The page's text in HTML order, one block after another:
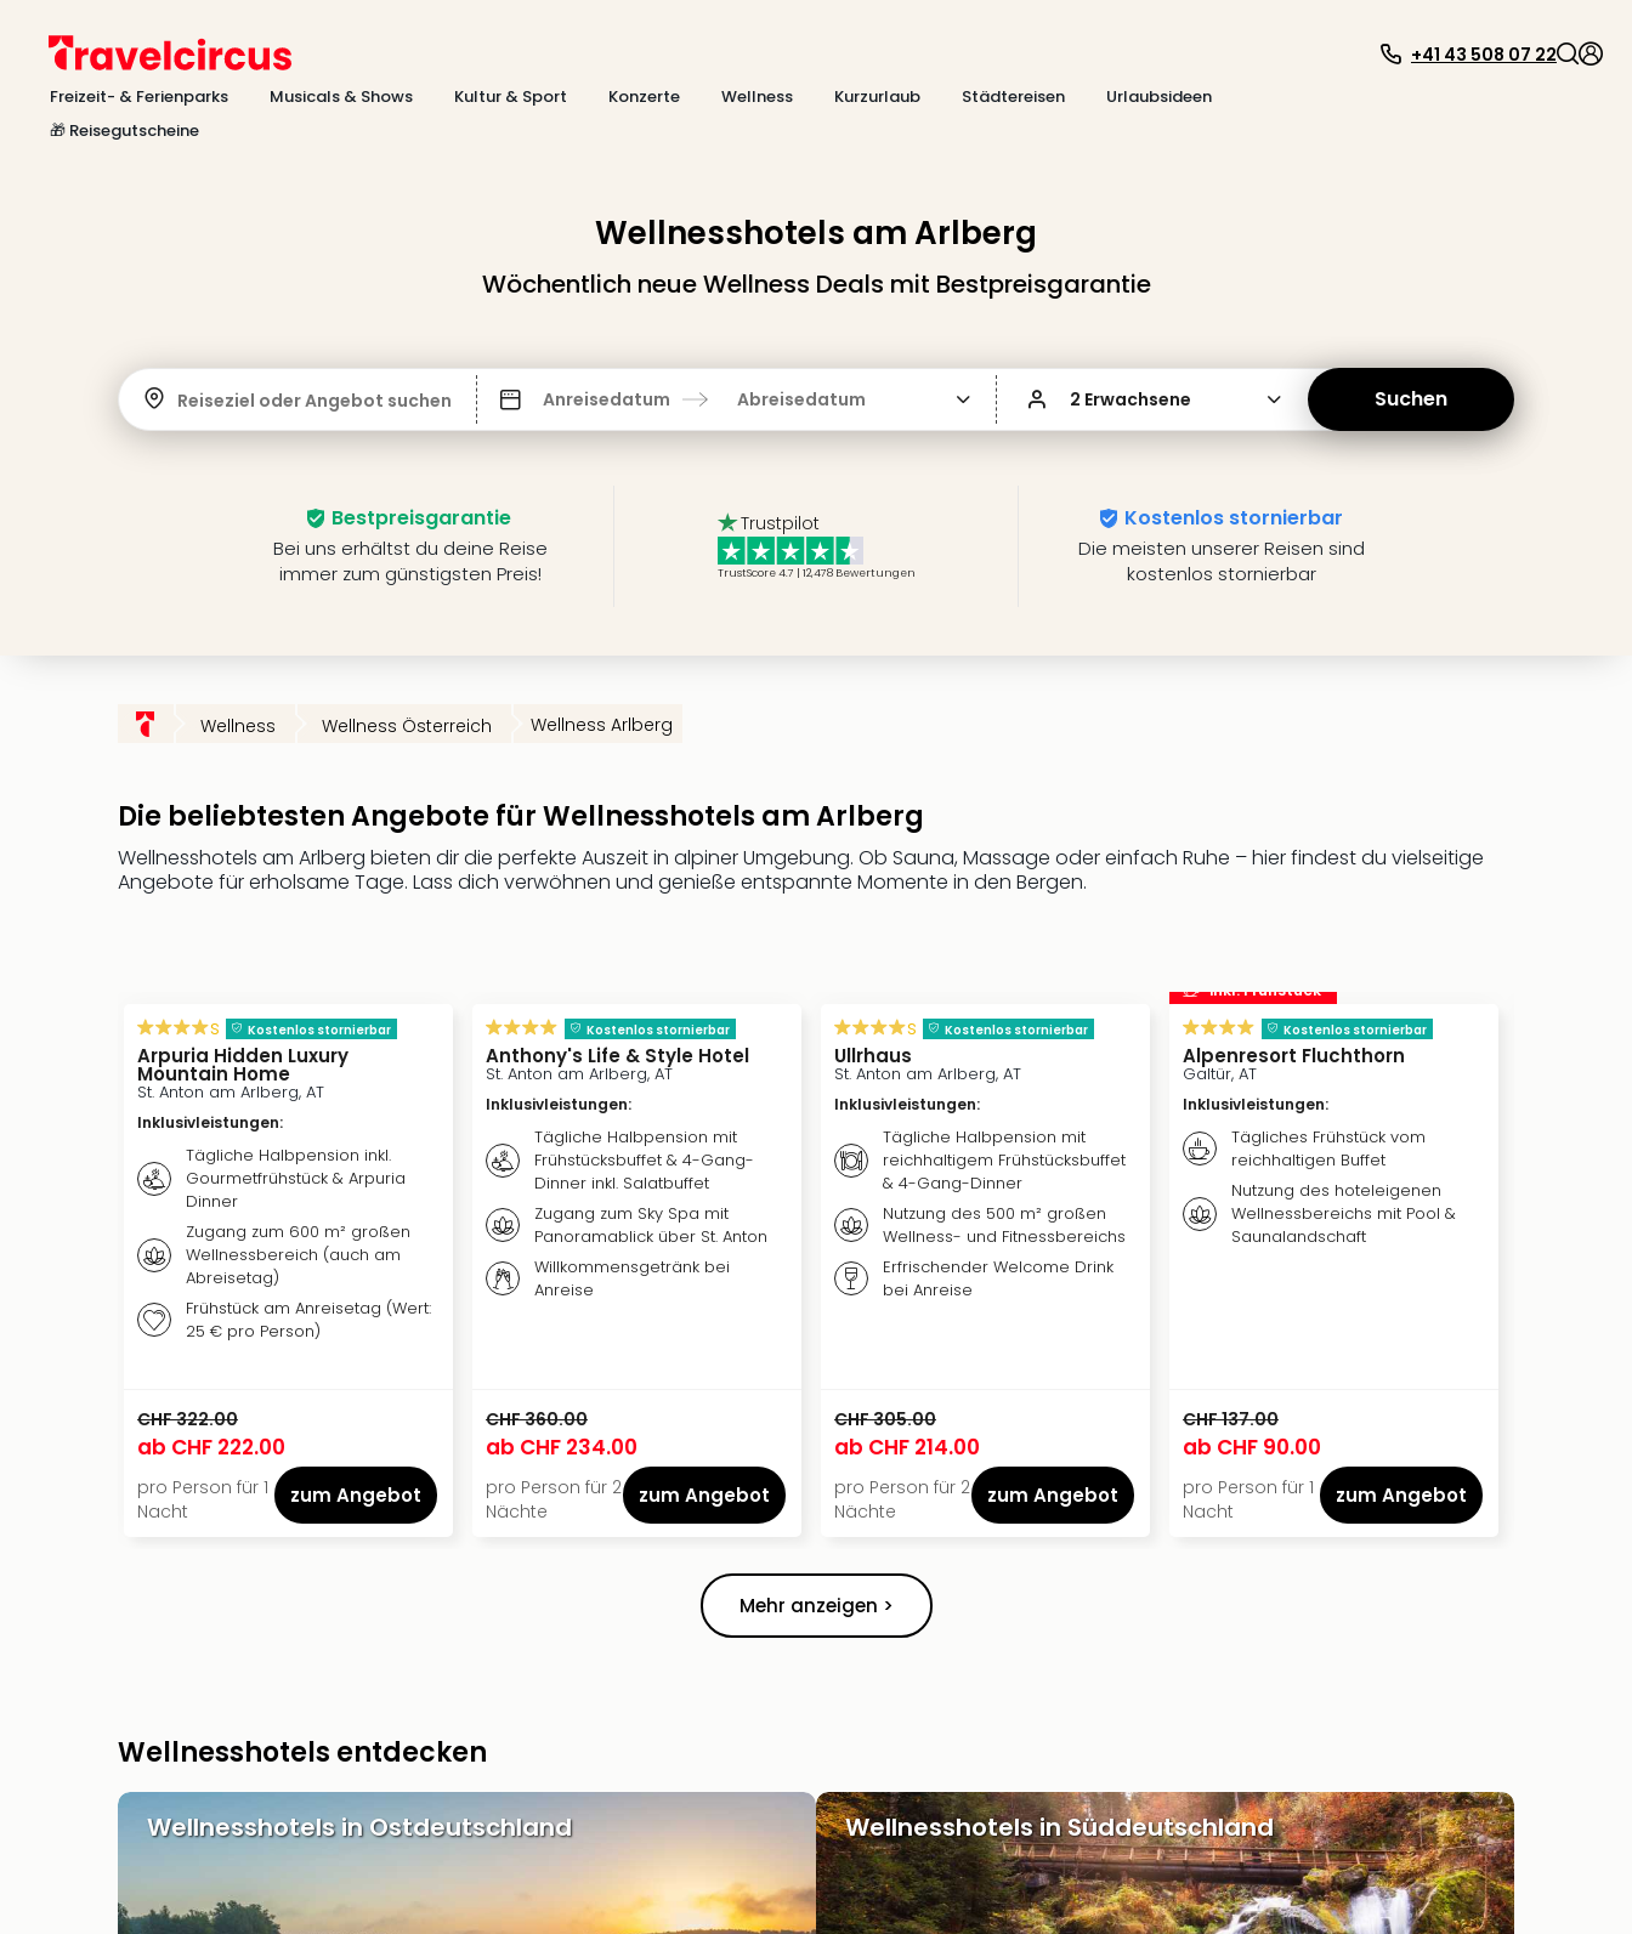
Freizeit- & Ferienparks Musicals & Shows Kultur & Sport Konzerte Wellness Kurzurlaub Städtereisen
Urlaubsideen
🎁 Reisegutscheine
+41 43 508 07 22
Wellnesshotels am Arlberg
Wöchentlich neue Wellness Deals mit Bestpreisgarantie
Reiseziel oder Angebot suchen Anreisedatum Abreisedatum 2 Erwachsene Suchen
Bestpreisgarantie
Bei uns erhältst du deine Reise
immer zum günstigsten Preis!
Trustpilot
TrustScore 4.7 | 12,478 Bewertungen
Kostenlos stornierbar
Die meisten unserer Reisen sind
kostenlos stornierbar
Wellness Wellness Österreich Wellness Arlberg
Die beliebtesten Angebote für Wellnesshotels am Arlberg
Wellnesshotels am Arlberg bieten dir die perfekte Auszeit in alpiner Umgebung. Ob Sauna, Massage oder einfach Ruhe – hier findest du vielseitige
Angebote für erholsame Tage. Lass dich verwöhnen und genieße entspannte Momente in den Bergen.
s Kostenlos stornierbar
Arpuria Hidden Luxury
Mountain Home
St. Anton am Arlberg, AT
Inklusivleistungen:
Tägliche Halbpension inkl.
Gourmetfrühstück & Arpuria
Dinner
Zugang zum 600 m² großen
Wellnessbereich (auch am
Abreisetag)
Frühstück am Anreisetag (Wert:
25 € pro Person)
CHF 322.00
ab CHF 222.00
pro Person für 1
Nacht
zum Angebot
Kostenlos stornierbar
Anthony's Life & Style Hotel
St. Anton am Arlberg, AT
Inklusivleistungen:
Tägliche Halbpension mit
Frühstücksbuffet & 4-Gang-
Dinner inkl. Salatbuffet
Zugang zum Sky Spa mit
Panoramablick über St. Anton
Willkommensgetränk bei
Anreise
CHF 360.00
ab CHF 234.00
pro Person für 2
Nächte
zum Angebot
s Kostenlos stornierbar
Ullrhaus
St. Anton am Arlberg, AT
Inklusivleistungen:
Tägliche Halbpension mit
reichhaltigem Frühstücksbuffet
& 4-Gang-Dinner
Nutzung des 500 m² großen
Wellness- und Fitnessbereichs
Erfrischender Welcome Drink
bei Anreise
CHF 305.00
ab CHF 214.00
pro Person für 2
Nächte
zum Angebot
inkl. Frühstück
Kostenlos stornierbar
Alpenresort Fluchthorn
Galtür, AT
Inklusivleistungen:
Tägliches Frühstück vom
reichhaltigen Buffet
Nutzung des hoteleigenen
Wellnessbereichs mit Pool &
Saunalandschaft
CHF 137.00
ab CHF 90.00
pro Person für 1
Nacht
zum Angebot
Mehr anzeigen >
Wellnesshotels entdecken
Wellnesshotels in Ostdeutschland Wellnesshotels in Süddeutschland